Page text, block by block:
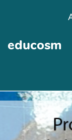
Aller au
educosm